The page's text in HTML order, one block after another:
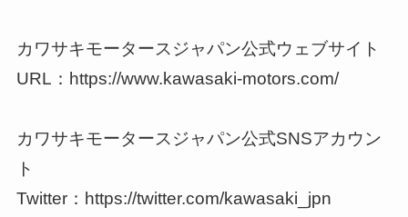
カワサキモータースジャパン公式ウェブサイト
URL：https://www.kawasaki-motors.com/
カワサキモータースジャパン公式SNSアカウン
ト
Twitter：https://twitter.com/kawasaki_jpn